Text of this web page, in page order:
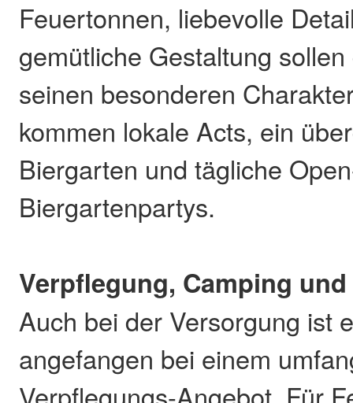
Feuertonnen, liebevolle
gemütliche Gestaltung
seinen besonderen
kommen lokale Acts, ein
Biergarten und tägliche
Biergartenpartys.
Verpflegung, Camping
Auch bei der Versorgung ist
angefangen bei einem